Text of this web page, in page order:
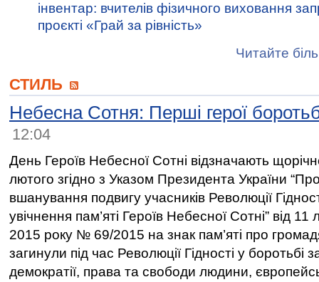
інвентар: вчителів фізичного виховання
проєкті «Грай за рівність»
Читайте
СТИЛЬ
Небесна Сотня: Перші герої
12:04
День Героїв Небесної Сотні відзначають
лютого згідно з Указом Президента України
вшанування подвигу учасників Революції
увічнення пам’яті Героїв Небесної Сотні” від 11
2015 року № 69/2015 на знак пам’яті про
загинули під час Революції Гідності у боротьбі
демократії, права та свободи людини,